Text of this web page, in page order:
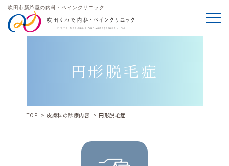
吹田市新芦屋の内科・ペインクリニック
メニ
円形脱毛症
TOP 皮膚科の診療内容 円形脱毛症